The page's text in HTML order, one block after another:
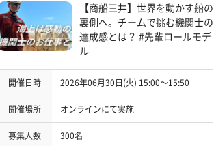
【商船三井】世界を動かす船の
裏側へ。チームで挑む機関士の
達成感とは？ #先輩ロールモデ
ル
開催日時 2026年06月30日(火) 15:00〜15:50
開催場所 オンラインにて実施
募集人数 300名